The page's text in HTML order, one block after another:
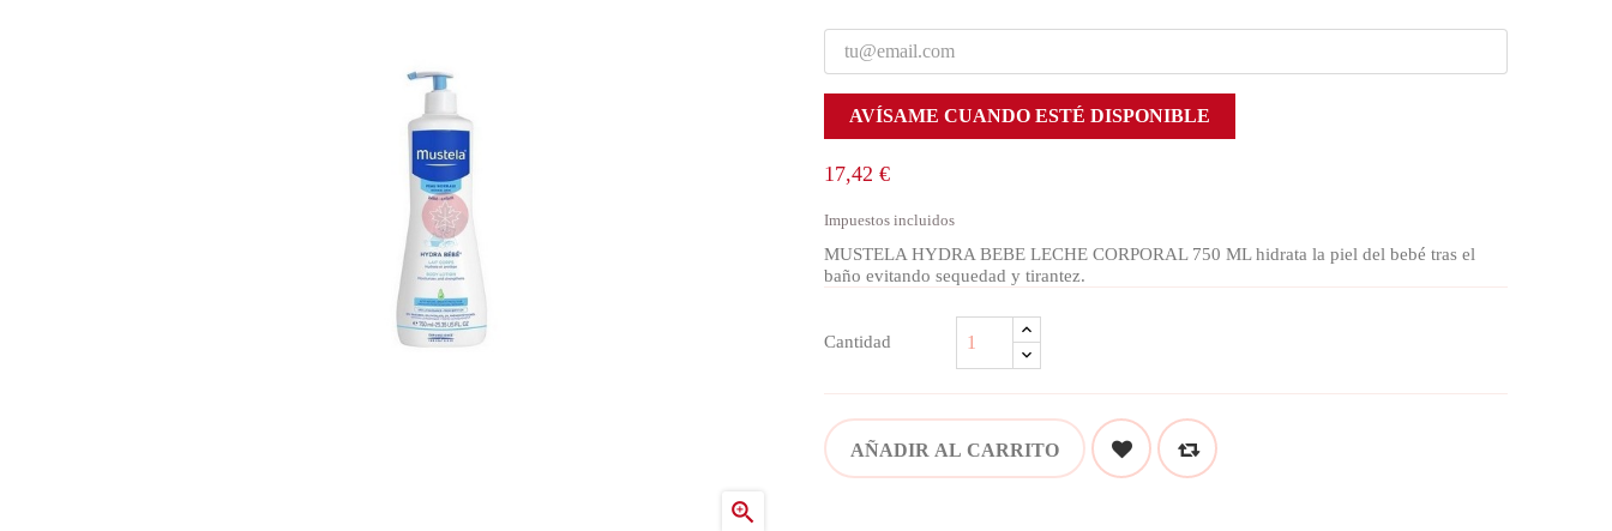

AVÍSAME CUANDO ESTÉ DISPONIBLE
17,42 €
Impuestos incluidos
MUSTELA HYDRA BEBE LECHE CORPORAL 750 ML hidrata la piel del bebé tras el
baño evitando sequedad y tirantez.
Cantidad
AÑADIR AL CARRITO